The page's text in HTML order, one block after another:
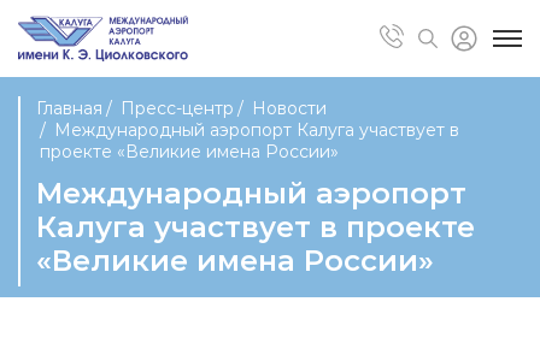
Главная Пресс-центр
Новости
Международный аэропорт Калуга участвует в
проекте «Великие имена России»
Международный аэропорт
Калуга участвует в проекте
«Великие имена России»